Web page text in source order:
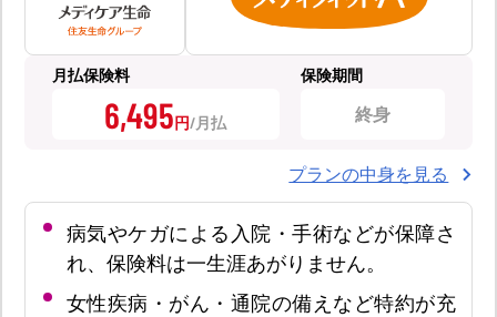
月払保険料
6,495円
保険期間
終身
プランの中身を見る
病気やケガによる入院・手術などが保障さ
れ、保険料は一生涯あがりません。
女性疾病・がん・通院の備えなど特約が充